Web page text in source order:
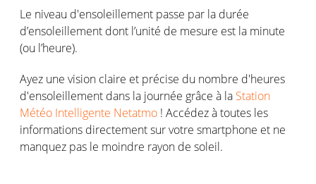
Le niveau d'ensoleillement passe par la durée
d’ensoleillement dont l’unité de mesure est la minute
(ou l’heure).
Ayez une vision claire et précise du nombre d'heures
d'ensoleillement dans la journée grâce à la Station
Météo Intelligente Netatmo ! Accédez à toutes les
informations directement sur votre smartphone et ne
manquez pas le moindre rayon de soleil.